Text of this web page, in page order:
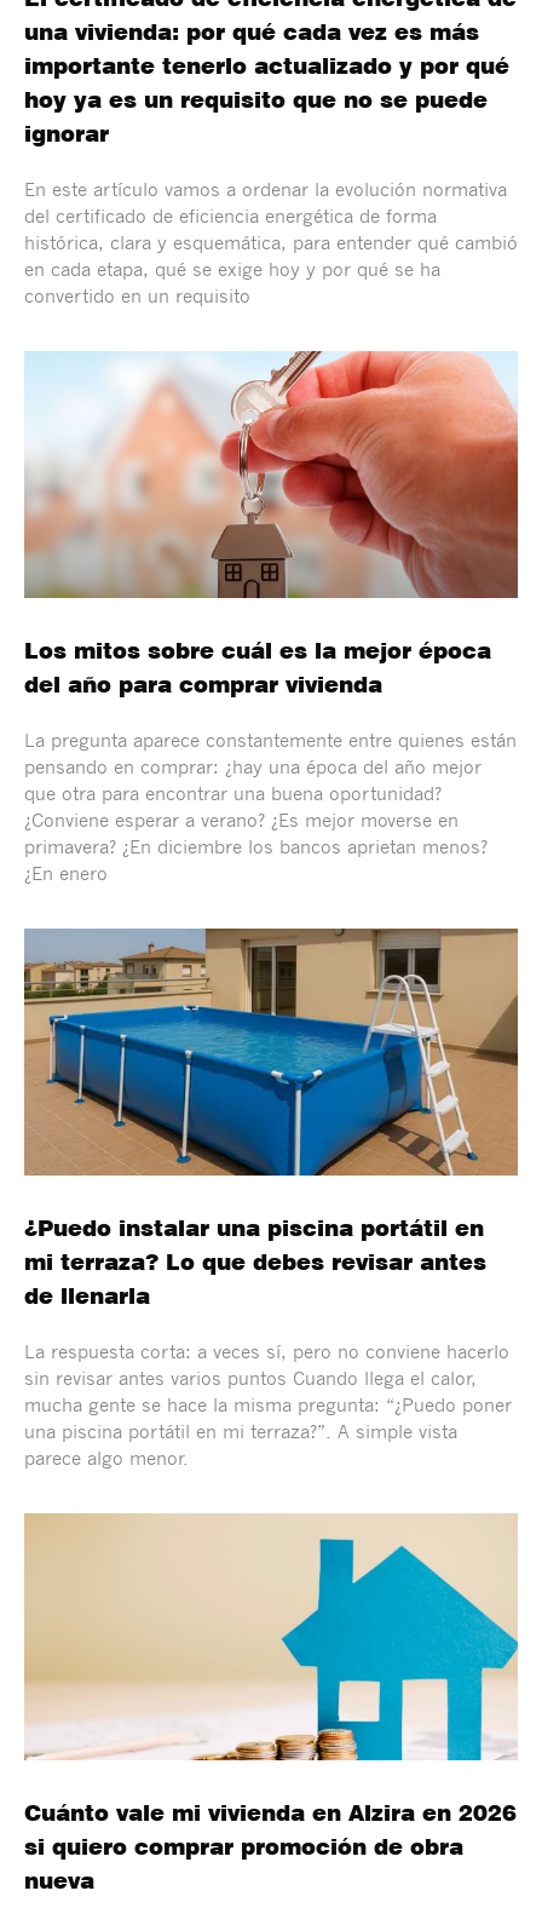
una vivienda: por qué cada vez es más
importante tenerlo actualizado y por qué
hoy ya es un requisito que no se puede
ignorar
En este artículo vamos a ordenar la evolución normativa
del certificado de eficiencia energética de forma
histórica, clara y esquemática, para entender qué cambió
en cada etapa, qué se exige hoy y por qué se ha
convertido en un requisito
Los mitos sobre cuál es la mejor época
del año para comprar vivienda
La pregunta aparece constantemente entre quienes están
pensando en comprar: ¿hay una época del año mejor
que otra para encontrar una buena oportunidad?
¿Conviene esperar a verano? ¿Es mejor moverse en
primavera? ¿En diciembre los bancos aprietan menos?
¿En enero
¿Puedo instalar una piscina portátil en
mi terraza? Lo que debes revisar antes
de llenarla
La respuesta corta: a veces sí, pero no conviene hacerlo
sin revisar antes varios puntos Cuando llega el calor,
mucha gente se hace la misma pregunta: “¿Puedo poner
una piscina portátil en mi terraza?”. A simple vista
parece algo menor.
Cuánto vale mi vivienda en Alzira en 2026
si quiero comprar promoción de obra
nueva